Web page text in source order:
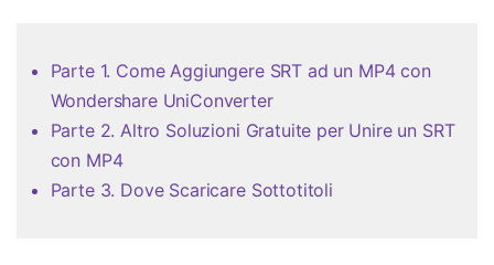
Parte 1. Come Aggiungere SRT ad un MP4 con
Wondershare UniConverter
Parte 2. Altro Soluzioni Gratuite per Unire un SRT
con MP4
Parte 3. Dove Scaricare Sottotitoli